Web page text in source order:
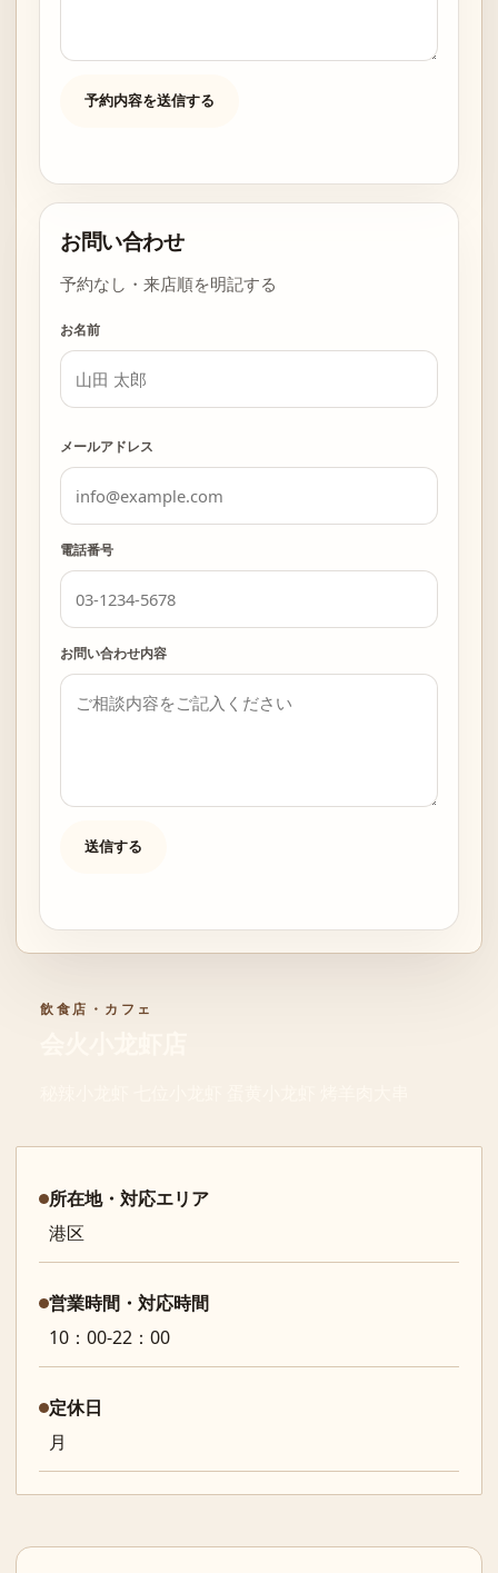
予約内容を送信する
お問い合わせ
予約なし・来店順を明記する
お名前
メールアドレス
電話番号
お問い合わせ内容
送信する
飲食店・カフェ
所在地・対応エリア
港区
営業時間・対応時間
10：00-22：00
定休日
月